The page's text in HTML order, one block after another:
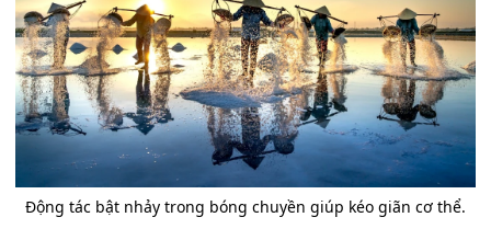
Động tác bật nhảy trong bóng chuyền giúp kéo giãn cơ thể.